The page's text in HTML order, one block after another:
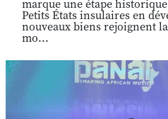
marque une étape
Petits États insulaires en
nouveaux biens rejoignent
mo...